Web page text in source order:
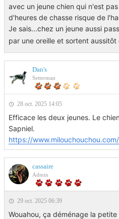
avec un jeune chien qui n'est
d'heures de chasse risque de
Je sais...chez un jeune aussi
par une oreille et sortent aussitôt
Dan's
Setterman
28 oct. 2025 14:05
Efficace les deux jeunes. Le
Sapniel.
https://
cassaire
Admin
29 oct. 2025 06:39
Wouahou, ça déménage la